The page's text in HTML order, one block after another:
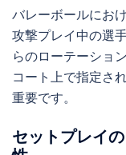
バレーボールにお
攻撃プレイ中の選
らのローテーショ
コート上で指定さ
重要です。
セットプレイ